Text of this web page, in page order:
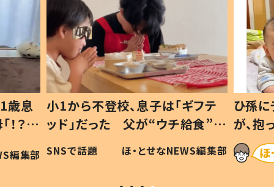
は「ギフテ
ウチ給食”を
なNEWS編集部
ひ孫にデレデレな80歳じいじ
が、抱っこすると…ひ孫の反応に
「涙が出ました」「可愛くて仕方な
い」
ほ・とせなNEWS編集部